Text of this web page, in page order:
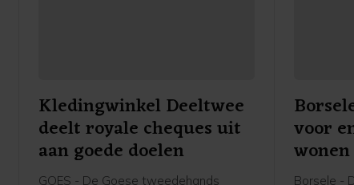
Kledingwinkel Deeltwee
deelt royale cheques uit
aan goede doelen
GOES - De Goese tweedehands
voor
wonen
Borsele -